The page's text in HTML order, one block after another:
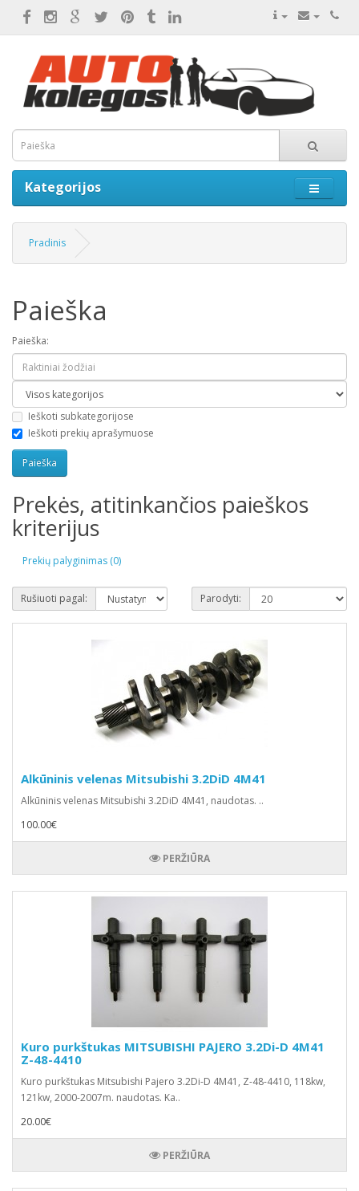
Kategorijos
Pradinis
Paieška
Paieška:
Ieškoti subkategorijose
Ieškoti prekių aprašymuose
Prekės, atitinkančios paieškos
kriterijus
Prekių palyginimas (0)
Rušiuoti pagal: Parodyti:
Alkūninis velenas Mitsubishi 3.2DiD 4M41
Alkūninis velenas Mitsubishi 3.2DiD 4M41, naudotas. ..
100.00€
PERŽIŪRA
Kuro purkštukas MITSUBISHI PAJERO 3.2Di-D 4M41
Z-48-4410
Kuro purkštukas Mitsubishi Pajero 3.2Di-D 4M41, Z-48-4410, 118kw,
121kw, 2000-2007m. naudotas. Ka..
20.00€
PERŽIŪRA